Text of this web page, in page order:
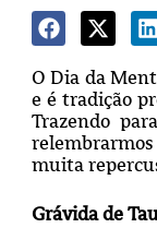
O Dia da
e é tradição
Trazendo
muita
Grávida de